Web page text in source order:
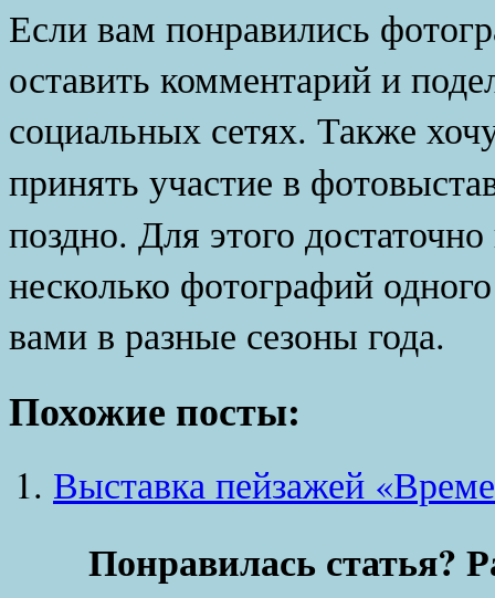
Если вам понравились
оставить комментарий и
социальных сетях. Также
принять участие в
поздно. Для этого
несколько фотографий
вами в разные сезоны года.
Похожие посты:
Выставка пейзажей
Понравилась статья?